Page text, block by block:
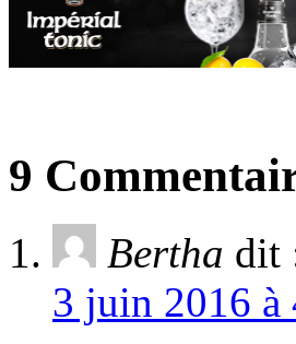
9
Bertha dit
3 juin 2016 à